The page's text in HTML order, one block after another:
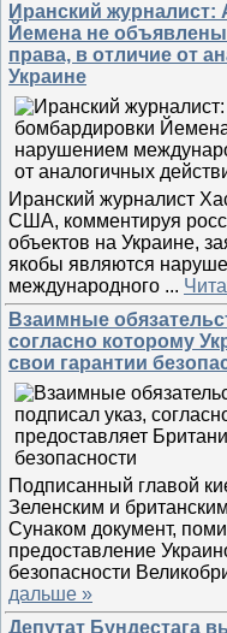
Иранский
Йемена не
права, в отличие от
Украине
Иранский журналист
США, комментируя
объектов на Украине,
якобы являются
международного ...
Взаимные
согласно которому
свои гарантии
Подписанный главой
Зеленским и
Сунаком документ,
предоставление
безопасности
дальше »
Депутат Бундестага